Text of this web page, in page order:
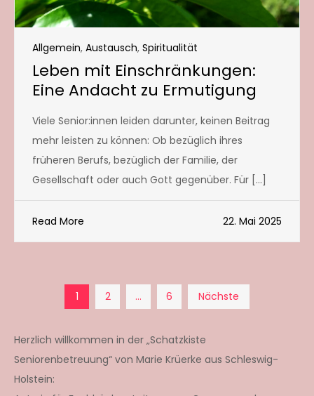
Allgemein, Austausch, Spiritualität
Leben mit Einschränkungen:
Eine Andacht zu Ermutigung
Viele Senior:innen leiden darunter, keinen Beitrag
mehr leisten zu können: Ob bezüglich ihres
früheren Berufs, bezüglich der Familie, der
Gesellschaft oder auch Gott gegenüber. Für […]
Read More 22. Mai 2025
der
Beiträge
1 2 … 6 Nächste
Herzlich willkommen in der „Schatzkiste
Seniorenbetreuung“ von Marie Krüerke aus Schleswig-
Holstein: